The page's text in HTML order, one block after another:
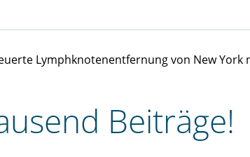
Lymphknotenentfernung von New York
Beiträge!